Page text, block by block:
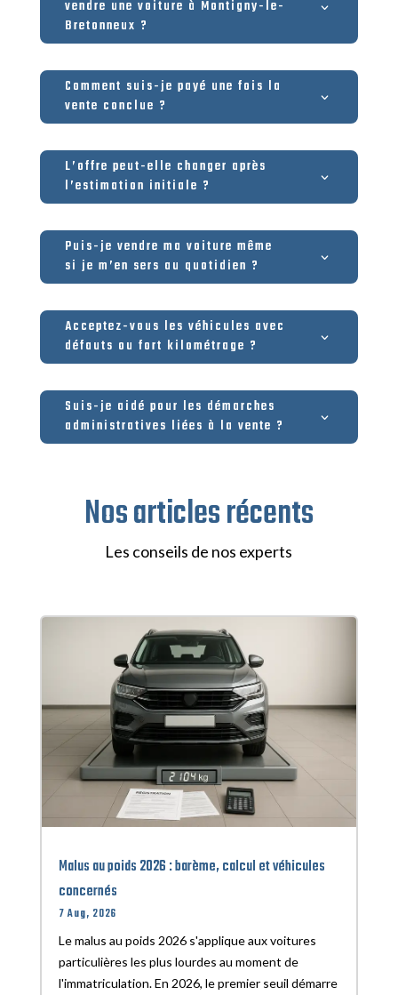
vendre une voiture à Montigny-le-
Bretonneux ?
Comment suis-je payé une fois la
vente conclue ?
L’offre peut-elle changer après
l’estimation initiale ?
Puis-je vendre ma voiture même
si je m’en sers au quotidien ?
Acceptez-vous les véhicules avec
défauts ou fort kilométrage ?
Suis-je aidé pour les démarches
administratives liées à la vente ?
Nos articles récents
Les conseils de nos experts
Malus au poids 2026 : barème, calcul et véhicules
concernés
7 Aug, 2026
Le malus au poids 2026 s'applique aux voitures
particulières les plus lourdes au moment de
l'immatriculation. En 2026, le premier seuil démarre